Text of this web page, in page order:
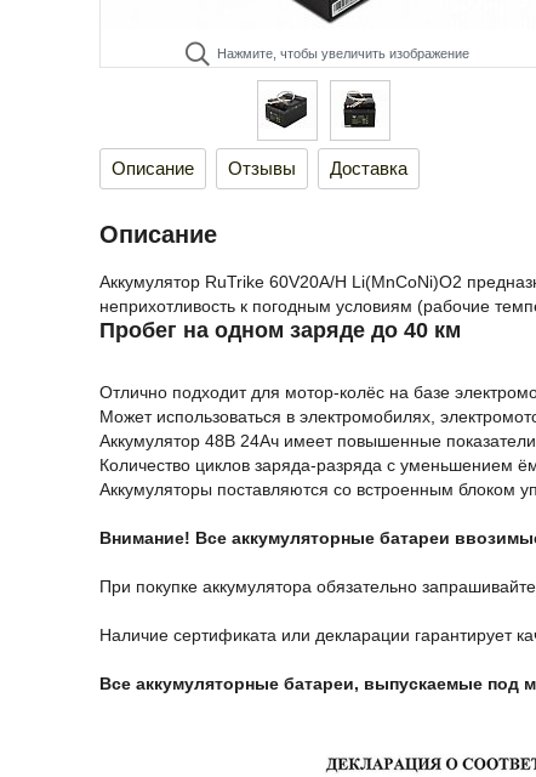
Нажмите, чтобы увеличить изображение
Описание Отзывы Доставка
Описание
Аккумулятор RuTrike 60V20A/H Li(MnCoNi)O2
неприхотливость к погодным условиям (рабочие
Пробег на одном заряде до 40 км
Отлично подходит для мотор-колёс на базе
Может использоваться в электромобилях,
Аккумулятор 48В 24Ач имеет повышенные показатели
Количество циклов заряда-разряда с уменьшением
Аккумуляторы поставляются со встроенным блоком
Внимание! Все аккумуляторные батареи
При покупке аккумулятора обязательно
Наличие сертификата или декларации гарантирует
Все аккумуляторные батареи, выпускаемые под